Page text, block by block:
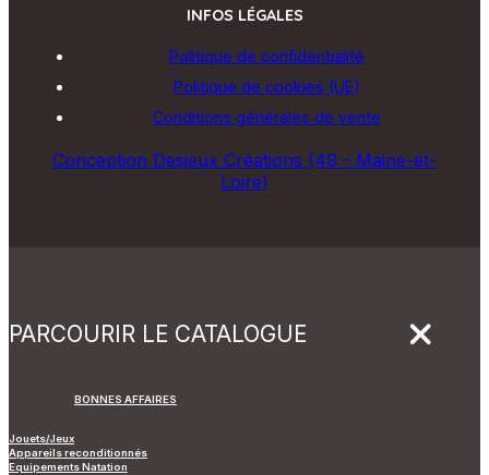
INFOS LÉGALES
Politique de confidentialité
Politique de cookies (UE)
Conditions générales de vente
Conception Desjeux Créations (49 - Maine-et-
Loire)
PARCOURIR LE CATALOGUE
BONNES AFFAIRES
Jouets/Jeux
Appareils reconditionnés
Equipements Natation